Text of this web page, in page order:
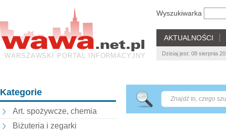
WARSZAWSKI PORTAL INFORMACYJNY
Wyszukiwarka
AKTUALNOŚCI
Dzisiaj jest: 08 sierpnia
Kategorie
Art. spożywcze, chemia
Biżuteria i zegarki